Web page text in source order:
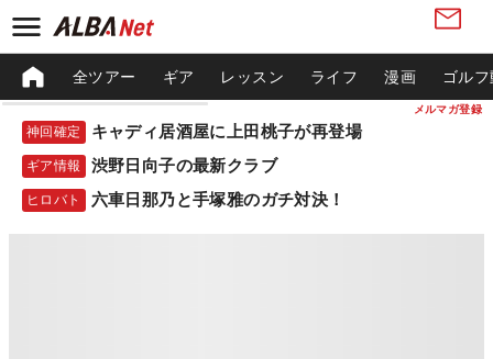
メルマガ登録
全ツアー ギア レッスン ライフ 漫画 ゴル
神回確定 キャディ居酒屋に上田桃子が再登場
ギア情報 渋野日向子の最新クラブ
ヒロバト 六車日那乃と手塚雅のガチ対決！